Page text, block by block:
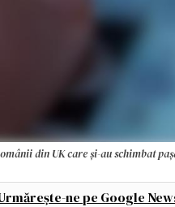
din UK care și-au schimbat
ne pe Google